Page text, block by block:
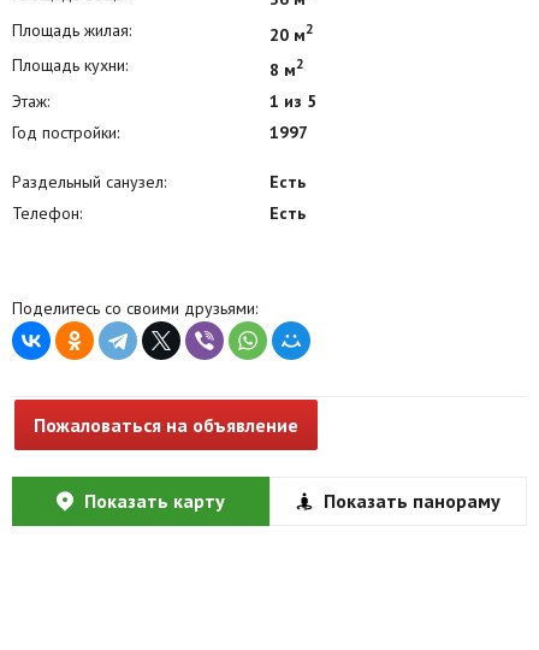
Площадь жилая: 20 м2
Площадь кухни: 8 м2
Этаж:
1 из 5
Год постройки:
1997
Раздельный санузел:
Есть
Телефон:
Есть
Поделитесь со своими друзьями:
Пожаловаться на объявление
Показать карту Показать панораму